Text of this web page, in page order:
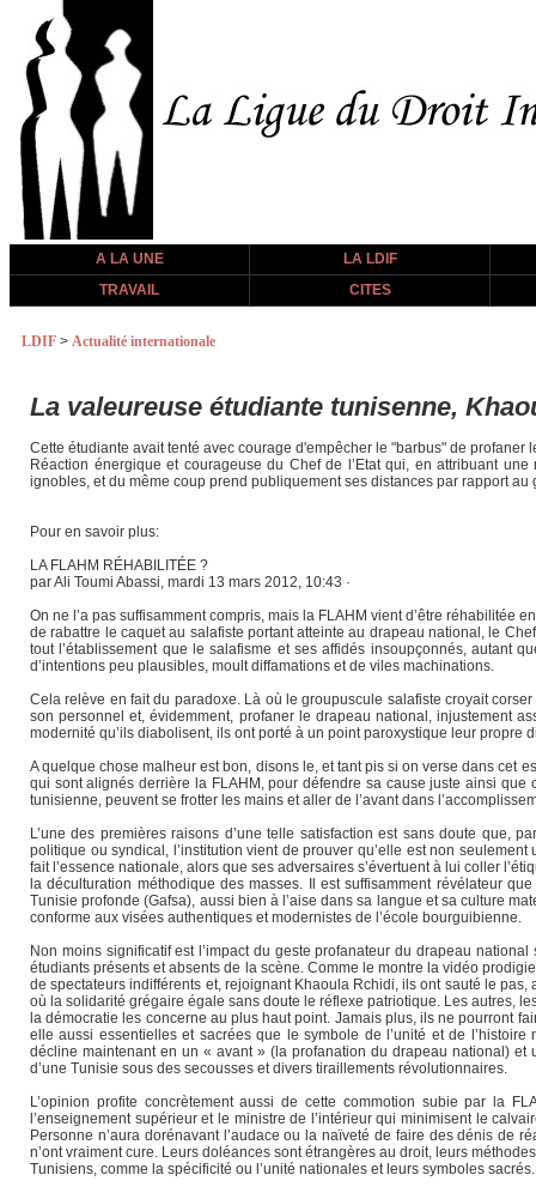
A LA UNE
LA LDIF
TRAVAIL
CITES
LDIF > Actualité internationale
La valeureuse étudiante tunisenne,
Cette étudiante avait tenté avec courage d'empêcher le "barbus" de profaner
Réaction énergique et courageuse du Chef de l’Etat qui, en attribuant
ignobles, et du même coup prend publiquement ses distances par rapport
Pour en savoir plus:
LA FLAHM RÉHABILITÉE ?
par Ali Toumi Abassi, mardi 13 mars 2012, 10:43 ·
On ne l’a pas suffisamment compris, mais la FLAHM vient d’être
de rabattre le caquet au salafiste portant atteinte au drapeau national, le
tout l’établissement que le salafisme et ses affidés insoupçonnés, autant
d’intentions peu plausibles, moult diffamations et de viles machinations.
Cela relève en fait du paradoxe. Là où le groupuscule salafiste croyait
son personnel et, évidemment, profaner le drapeau national, injustement
modernité qu’ils diabolisent, ils ont porté à un point paroxystique leur
A quelque chose malheur est bon, disons le, et tant pis si on verse dans cet
qui sont alignés derrière la FLAHM, pour défendre sa cause juste ainsi
tunisienne, peuvent se frotter les mains et aller de l’avant dans
L’une des premières raisons d’une telle satisfaction est sans doute que,
politique ou syndical, l’institution vient de prouver qu’elle est non
fait l’essence nationale, alors que ses adversaires s’évertuent à lui coller
la déculturation méthodique des masses. Il est suffisamment révélateur
Tunisie profonde (Gafsa), aussi bien à l’aise dans sa langue et sa culture
conforme aux visées authentiques et modernistes de l’école bourguibienne.
Non moins significatif est l’impact du geste profanateur du drapeau
étudiants présents et absents de la scène. Comme le montre la vidéo
de spectateurs indifférents et, rejoignant Khaoula Rchidi, ils ont sauté le
où la solidarité grégaire égale sans doute le réflexe patriotique. Les autres,
la démocratie les concerne au plus haut point. Jamais plus, ils ne pourront
elle aussi essentielles et sacrées que le symbole de l’unité et de
décline maintenant en un « avant » (la profanation du drapeau national)
d’une Tunisie sous des secousses et divers tiraillements révolutionnaires.
L’opinion profite concrètement aussi de cette commotion subie par la
l’enseignement supérieur et le ministre de l’intérieur qui minimisent le
Personne n’aura dorénavant l’audace ou la naïveté de faire des dénis de
n’ont vraiment cure. Leurs doléances sont étrangères au droit, leurs
Tunisiens, comme la spécificité ou l’unité nationales et leurs symboles sacrés.